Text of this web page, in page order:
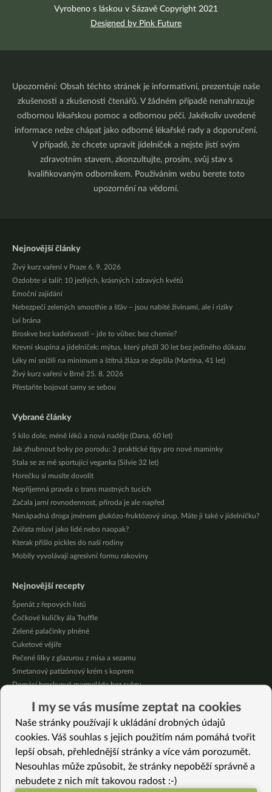
Vyrobeno s láskou v Sázavě Copyright 2021
Designed by Pink Future
Upozornění: Obsah těchto stránek je informativní, prezentuje naše
zkušenosti a zkušenosti čtenářů. V žádném případě nenahrazuje
odbornou lékařskou pomoc a odbornou péči. Jakékoliv uvedené
informace nelze chápat jako odborné lékařské rady a doporučení.
V případě, že chcete upravit jídelníček a nejste jistí svým
zdravotním stavem, zkonzultujte, prosím, svůj stav s
kvalifikovaným odborníkem. Používáním webu berete toto
upozornění na vědomí.
Nejnovější články
Živý kurz vaření v Praze 6. 9. 2026
Ozdobte si talíř: 10 jedlých, krásných i zdravých květů
Emoční zajídání
Nebezpečí zelených smoothie a šťáv – jsou nabité živinami, ale i riziky
Lví brána
Broskve bez kadeřavosti – jde to vůbec bez chemie?
Krevní skupina a jídelníček: mýtus, který přežil 30 let bez jediného důkazu
Léky mi snížili na minimum a štítná žláza se zlepšila (Martina, 41 let)
Živý kurz vaření v Brně 25. 8. 2026
Přestaňte bojovat samy se sebou
Vybrané články
5 kilo dole, méně léků a nová naděje (Dana, 60 let)
Jak zhubnout boky po porodu: 3 praktické tipy pro nové maminky
Stala se ze mě sportující veganka (Silvie 32 let)
Horečku si musíte dovolit
Nepříjemná pravda o trans mastných tucích
Začala jarní rovnodennost, příroda je ale napřed
Nenápadná droga jménem glukózo-fruktózový sirup. Máte ji také v jídelníčku?
Zvířata mluví jako lidé nebo naopak?
Kterak přišlo pickles do naší rodiny
Mobily vyvolávají agresivní formu rakoviny
Nejnovější recepty
Špenát z řepových listů
Čočkové kuličky ála Truffle
Zelené palačinky plněné
Cuketové vějíře
Pečené lilky z glazurou z misa a sezamu
Smetanový patizónový krém s koprem
Domácí broskvová marmeláda bez cukru
Citrónové jablečné muffiny se sójovou šlehačkou
Oves provoněný citrónem a bazalkou
Vybrané recepty
Smetanová omáčka z kedlubnu s mangoldem
Zelenina s omáčkou Mitarashi
I my se vás musíme zeptat na cookies
Naše stránky používají k ukládání drobných údajů
cookies. Váš souhlas s jejich použitím nám pomáhá tvořit
lepší obsah, přehlednější stránky a více vám porozumět.
Nesouhlas může způsobit, že stránky nepoběží správně a
nebudete z nich mít takovou radost :-)